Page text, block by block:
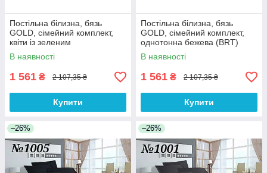
Постільна білизна, бязь
GOLD, сімейний комплект,
квіти із зеленим
компаньйоном(BRT)
В наявності
1 561 ₴ 2 107,35 ₴
Купити
Постільна білизна, бязь
GOLD, сімейний комплект,
однотонна бежева (BRT)
В наявності
1 561 ₴ 2 107,35 ₴
Купити
–26% –26%